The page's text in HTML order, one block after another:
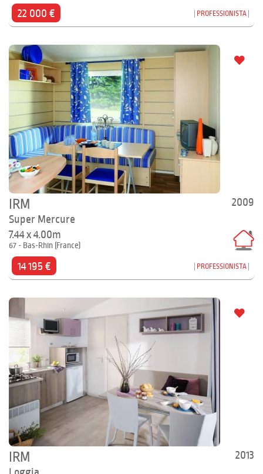
22 000 € PROFESSIONISTA
2009
IRM
Super Mercure
7.44 x 4.00m
67 - Bas-Rhin (France)
14 195 € PROFESSIONISTA
2013
IRM